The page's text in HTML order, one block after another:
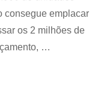
consegue emplacar
os 2 milhões de
…